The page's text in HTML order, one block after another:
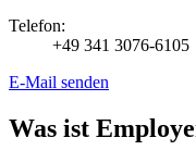
Telefon:
+49 341 3076-6105
E-Mail senden
Was ist